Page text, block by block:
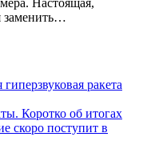
Настоящая,
заменить…
ракета
Коротко об итогах
скоро поступит в